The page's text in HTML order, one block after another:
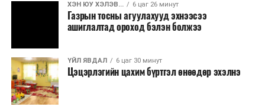
ХЭН ЮУ ХЭЛЭВ... 6 цаг 26 минут
Газрын тосны агуулахууд эхнээсээ
ашиглалтад ороход бэлэн болжээ
ҮЙЛ ЯВДАЛ 6 цаг 30 минут
Цэцэрлэгийн цахим бүртгэл өнөөдөр эхэлнэ